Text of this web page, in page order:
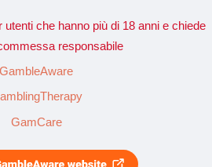
che hanno più di 18 anni e chiede
responsabile
GambleAware
GamCare